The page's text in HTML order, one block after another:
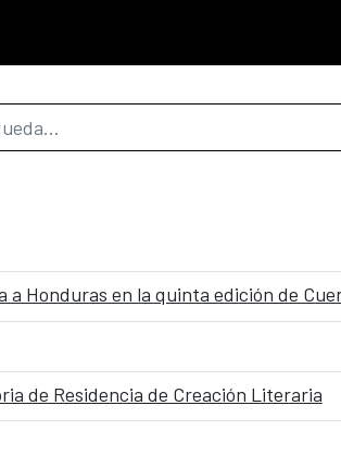
búsqueda
a Honduras en la quinta edición de
de Residencia de Creación Literaria